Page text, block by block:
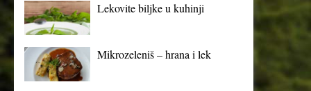
Lekovite biljke u kuhinji
Mikrozeleniš – hrana i lek